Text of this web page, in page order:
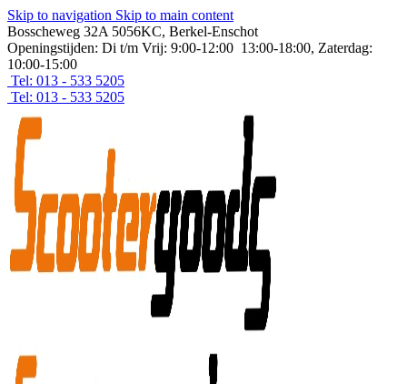
Skip to navigation Skip to main content
Bosscheweg 32A 5056KC, Berkel-Enschot
Openingstijden: Di t/m Vrij: 9:00-12:00 13:00-18:00, Zaterdag:
10:00-15:00
Tel: 013 - 533 5205
Tel: 013 - 533 5205